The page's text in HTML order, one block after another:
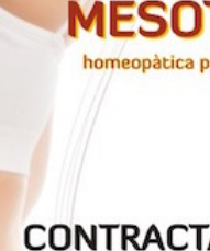
INFORMACIÓ
Nom